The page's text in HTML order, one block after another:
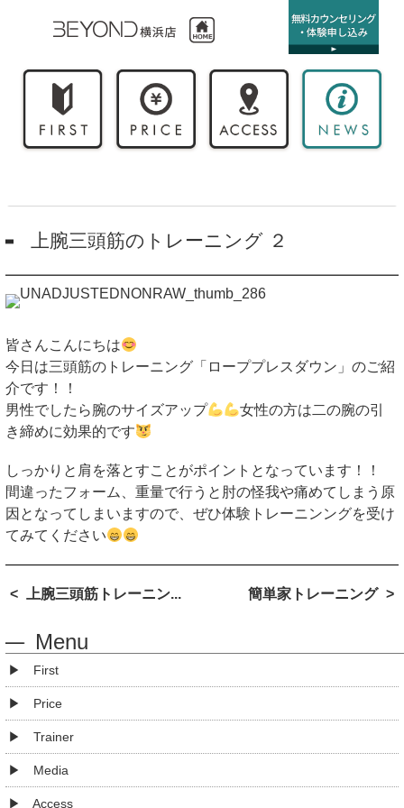
上腕三頭筋のトレーニング ２
皆さんこんにちは
今日は三頭筋のトレーニング「ローププレスダウン」のご紹
介です！！
男性でしたら腕のサイズアップ
女性の方は二の腕の引
き締めに効果的です
しっかりと肩を落とすことがポイントとなっています！！
間違ったフォーム、重量で行うと肘の怪我や痛めてしまう原
因となってしまいますので、ぜひ体験トレーニンングを受け
てみてください
上腕三頭筋トレーニン... 簡単家トレーニング
Menu
First
Price
Trainer
Media
Access